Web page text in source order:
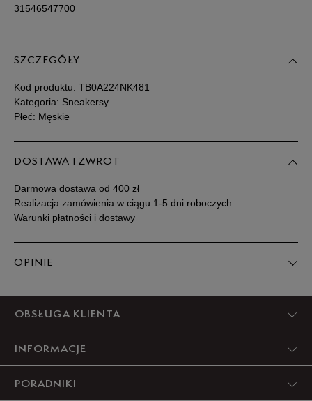
31546547700
SZCZEGÓŁY
Kod produktu: TB0A224NK481
Kategoria: Sneakersy
Płeć: Męskie
DOSTAWA I ZWROT
Darmowa dostawa od 400 zł
Realizacja zamówienia w ciągu 1-5 dni roboczych
Warunki płatności i dostawy
OPINIE
OBSŁUGA KLIENTA
INFORMACJE
PORADNIKI